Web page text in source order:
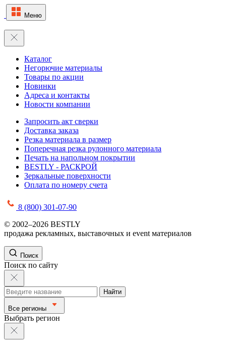
Меню
Каталог
Негорючие материалы
Товары по акции
Новинки
Адреса и контакты
Новости компании
Запросить акт сверки
Доставка заказа
Резка материала в размер
Поперечная резка рулонного материала
Печать на напольном покрытии
BESTLY - РАСКРОЙ
Зеркальные поверхности
Оплата по номеру счета
8 (800) 301-07-90
© 2002–2026 BESTLY
продажа рекламных, выставочных и event материалов
Поиск
Поиск по сайту
Найти
Все регионы
Выбрать регион